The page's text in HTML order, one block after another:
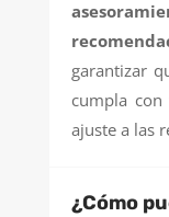
garantizar
cumpla con
ajuste a las
¿Cómo